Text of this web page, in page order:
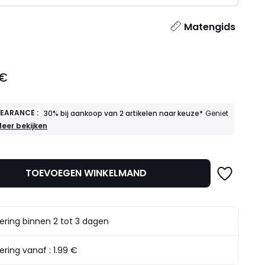
Matengids
: 30% bij aankoop van 2 artikelen naar keuze* Geniet
aankoop
naar
ervan
bekijken
TOEVOEGEN WINKELMAND
binnen 2 tot 3 dagen
vanaf :1.99 €